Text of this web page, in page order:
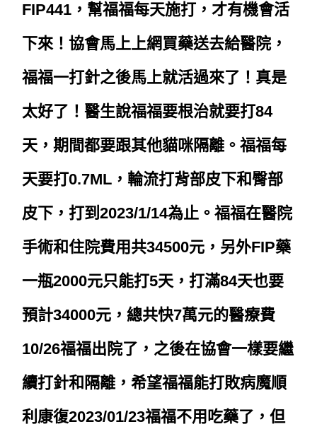
FIP441，幫福福每天施打，才有機會活
下來！協會馬上上網買藥送去給醫院，
福福一打針之後馬上就活過來了！真是
太好了！醫生說福福要根治就要打84
天，期間都要跟其他貓咪隔離。福福每
天要打0.7ML，輪流打背部皮下和臀部
皮下，打到2023/1/14為止。 福福在醫院
手術和住院費用共34500元，另外FIP藥
一瓶2000元只能打5天，打滿84天也要
預計34000元，總共快7萬元的醫療費
10/26福福出院了，之後在協會一樣要繼
續打針和隔離，希望福福能打敗病魔順
利康復2023/01/23福福不用吃藥了，但